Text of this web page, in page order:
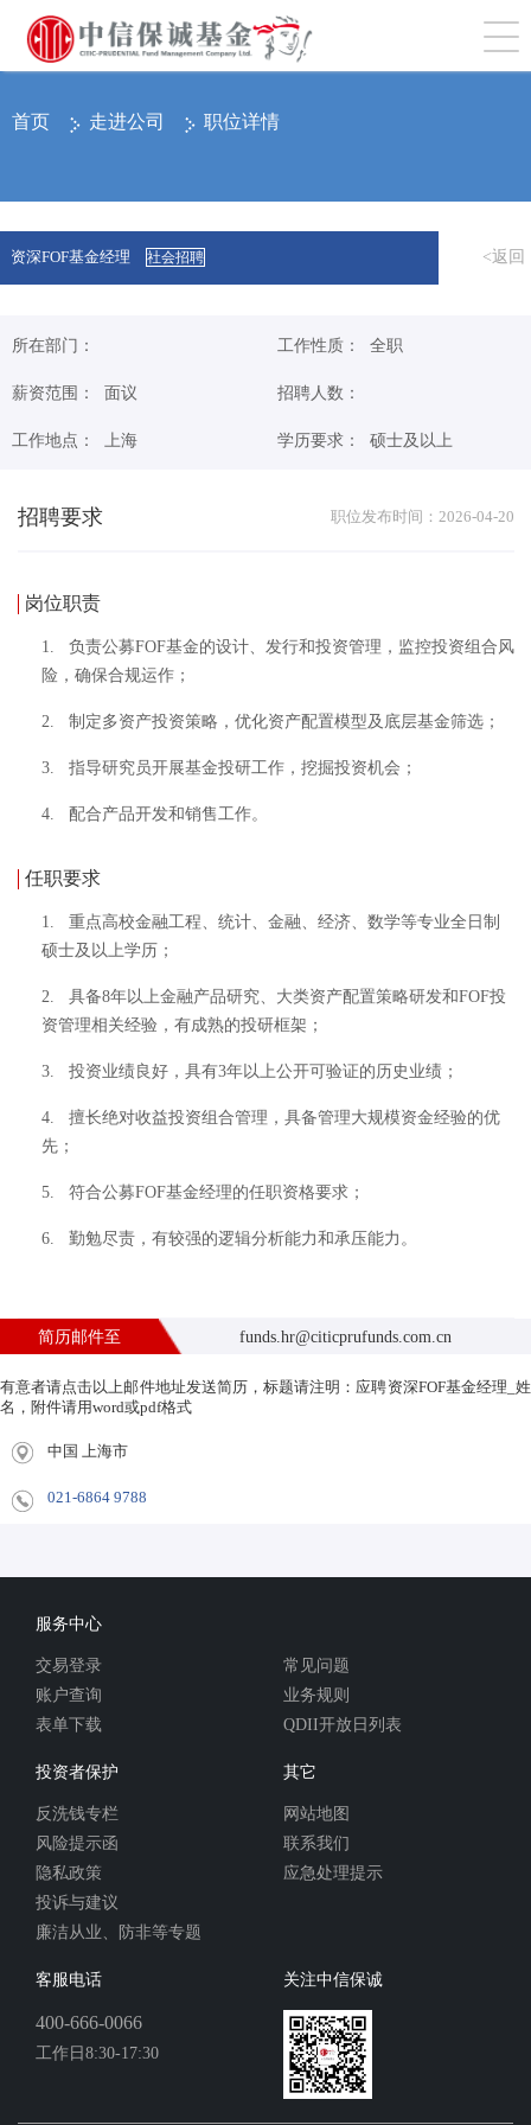
切
首页 走进公司 职位详情
资深FOF基金经理 社会招聘 <返回
所在部门：
薪资范围： 面议
工作地点： 上海
工作性质： 全职
招聘人数：
学历要求： 硕士及以上
招聘要求 职位发布时间：2026-04-20
岗位职责
1. 负责公募FOF基金的设计、发行和投资管理，监控投资组合风
险，确保合规运作；
2. 制定多资产投资策略，优化资产配置模型及底层基金筛选；
3. 指导研究员开展基金投研工作，挖掘投资机会；
4. 配合产品开发和销售工作。
任职要求
1. 重点高校金融工程、统计、金融、经济、数学等专业全日制
硕士及以上学历；
2. 具备8年以上金融产品研究、大类资产配置策略研发和FOF投
资管理相关经验，有成熟的投研框架；
3. 投资业绩良好，具有3年以上公开可验证的历史业绩；
4. 擅长绝对收益投资组合管理，具备管理大规模资金经验的优
先；
5. 符合公募FOF基金经理的任职资格要求；
6. 勤勉尽责，有较强的逻辑分析能力和承压能力。
简历邮件至 funds.hr@citicprufunds.com.cn
有意者请点击以上邮件地址发送简历，标题请注明：应聘资深FOF基金经理_姓
名，附件请用word或pdf格式
中国 上海市
021-6864 9788
服务中心
交易登录
账户查询
表单下载
常见问题
业务规则
QDII开放日列表
投资者保护
反洗钱专栏
风险提示函
隐私政策
投诉与建议
廉洁从业、防非等专题
其它
网站地图
联系我们
应急处理提示
客服电话
400-666-0066
工作日8:30-17:30
关注中信保诚